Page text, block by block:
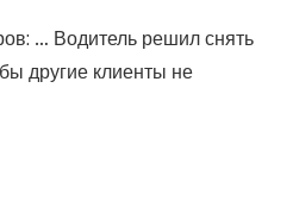
… Водитель решил снять
другие клиенты не